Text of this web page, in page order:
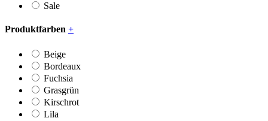
Sale
Produktfarben +
Beige
Bordeaux
Fuchsia
Grasgrün
Kirschrot
Lila